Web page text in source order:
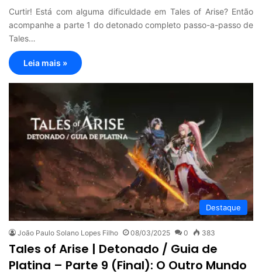
Curtir! Está com alguma dificuldade em Tales of Arise? Então
acompanhe a parte 1 do detonado completo passo-a-passo de
Tales…
Leia mais »
Destaque
João Paulo Solano Lopes Filho 08/03/2025 0 383
Tales of Arise | Detonado / Guia de
Platina – Parte 9 (Final): O Outro Mundo